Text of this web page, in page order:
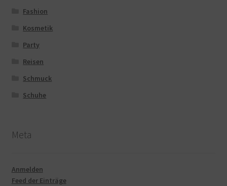
Fashion
Kosmetik
Party
Reisen
Schmuck
Schuhe
Meta
Anmelden
Feed der Einträge